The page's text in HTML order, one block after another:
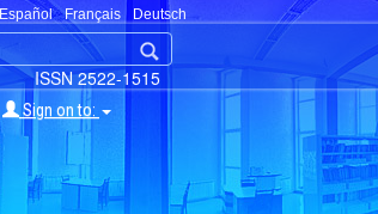
Español Français Deutsch
ISSN 2522-1515
Sign on to: